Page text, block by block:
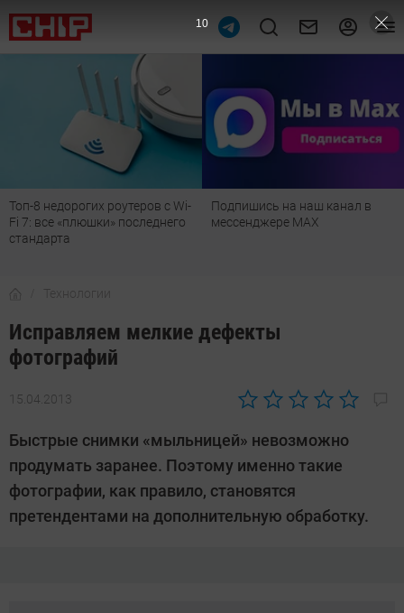
Топ-8 недорогих роутеров с Wi-
Fi 7: все «плюшки» последнего
стандарта
Подпишись на наш канал в
мессенджере МАХ
Технологии
Исправляем мелкие дефекты
фотографий
15.04.2013
Автор:
Быстрые снимки «мыльницей» невозможно
продумать заранее. Поэтому именно такие
фотографии, как правило, становятся
претендентами на дополнительную обработку.
9